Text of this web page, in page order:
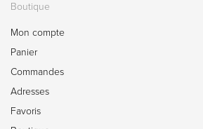
Boutique
Mon compte
Panier
Commandes
Adresses
Favoris